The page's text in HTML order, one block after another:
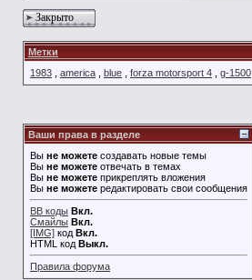
Закрыто
Метки
1983
america blue forza motorsport 4 g-1500
Ваши права в разделе
Вы не можете создавать новые темы
Вы не можете отвечать в темах
Вы не можете прикреплять вложения
Вы не можете редактировать свои сообщения
BB коды Вкл.
Смайлы Вкл.
[IMG] код Вкл.
HTML код Выкл.
Правила форума